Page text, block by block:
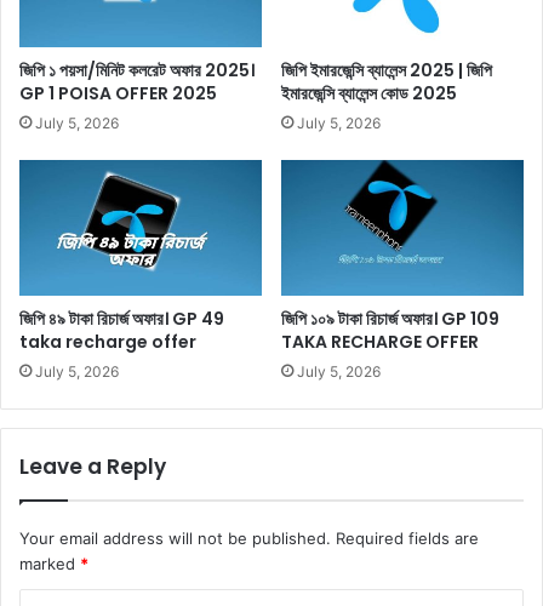
জিপি ১ পয়সা/মিনিট কলরেট অফার 2025।
GP 1 POISA OFFER 2025
July 5, 2026
জিপি ইমারজেন্সি ব্যালেন্স 2025 | জিপি
ইমারজেন্সি ব্যালেন্স কোড 2025
July 5, 2026
জিপি ৪৯ টাকা রিচার্জ অফার। GP 49
taka recharge offer
July 5, 2026
জিপি ১০৯ টাকা রিচার্জ অফার। GP 109
TAKA RECHARGE OFFER
July 5, 2026
Leave a Reply
Your email address will not be published. Required fields are
marked *